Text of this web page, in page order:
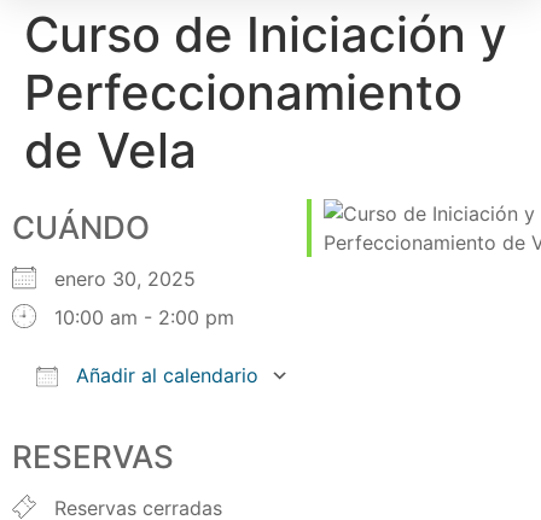
Curso de Iniciación y
Perfeccionamiento
de Vela
CUÁNDO
enero 30, 2025
10:00 am - 2:00 pm
Añadir al calendario
RESERVAS
Reservas cerradas